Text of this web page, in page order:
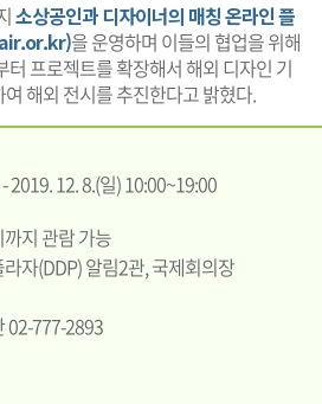
소상공인과 디자이너의 매칭 온라인 플
을 운영하며 이들의 협업을 위해
터 프로젝트를 확장해서 해외 디자인 기
해외 전시를 추진한다고 밝혔다.
2019. 12. 8.(일) 10:00~19:00
지 관람 가능
자(DDP) 알림2관, 국제회의장
02-777-2893